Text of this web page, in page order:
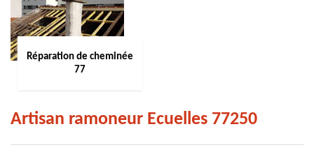
Réparation de cheminée
77
Artisan ramoneur Ecuelles 77250